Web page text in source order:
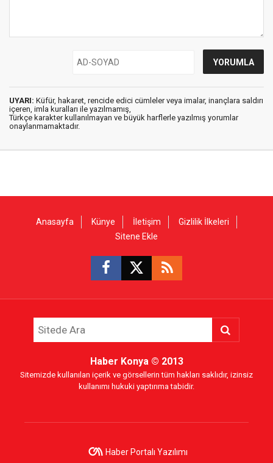
UYARI: Küfür, hakaret, rencide edici cümleler veya imalar, inançlara saldırı
içeren, imla kuralları ile yazılmamış,
Türkçe karakter kullanılmayan ve büyük harflerle yazılmış yorumlar
onaylanmamaktadır.
Anasayfa Künye İletişim
Gizlilik İlkeleri
Sitene Ekle
Haber Konya© 2013
Sitemizde kullanılan içerik ve görsellerin tüm hakları saklıdır, izinsiz
kullanımı hukuki yaptırıma tabidir.
Haber Portalı Yazılımı